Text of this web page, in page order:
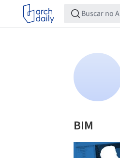
BIM